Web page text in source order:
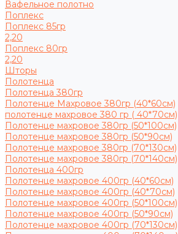
Вафельное полотно
Поплекс
Поплекс 85гр
2,20
Поплекс 80гр
2,20
Шторы
Полотенца
Полотенца 380гр
Полотенце Махровое 380гр (40*60см)
полотенце махровое 380 гр ( 40*70см)
Полотенце махровое 380гр (50*100см)
Полотенце махровое 380гр (50*90см)
Полотенце махровое 380гр (70*130см)
Полотенце махровое 380гр (70*140см)
Полотенца 400гр
Полотенце махровое 400гр (40*60см)
Полотенце махровое 400гр (40*70см)
Полотенце махровое 400гр (50*100см)
Полотенце махровое 400гр (50*90см)
Полотенце махровое 400гр (70*130см)